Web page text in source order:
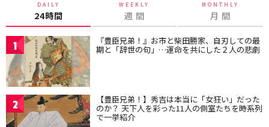
DAILY
24時間
WEEKLY
週 間
MONTHLY
月 間
1 『豊臣兄弟！』お市と柴田勝家、自刃しての最
期と「辞世の句」…運命を共にした２人の悲劇
2 【豊臣兄弟！】秀吉は本当に「女狂い」だった
のか？ 天下人を彩った11人の側室たちを時系列
で一挙紹介